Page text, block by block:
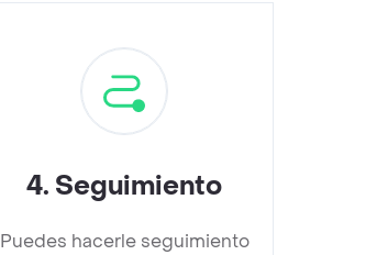
4. Seguimiento
Puedes hacerle seguimiento